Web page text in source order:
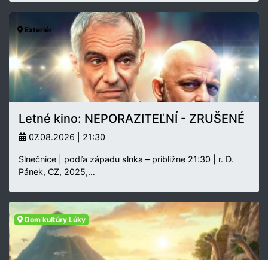
Exteriér
Letné kino: NEPORAZITEĽNÍ - ZRUŠENÉ
07.08.2026 | 21:30
Slnečnice | podľa západu slnka – približne 21:30 | r. D.
Pánek, CZ, 2025,…
Dom kultúry Lúky